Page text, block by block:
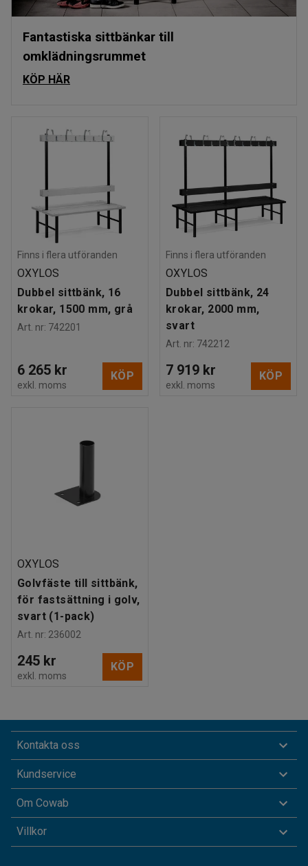
Fantastiska sittbänkar till
omklädningsrummet
KÖP HÄR
Finns i flera utföranden
OXYLOS
Dubbel sittbänk, 16
krokar, 1500 mm, grå
Art. nr: 742201
6 265 kr
exkl. moms
KÖP
Finns i flera utföranden
OXYLOS
Dubbel sittbänk, 24
krokar, 2000 mm,
svart
Art. nr: 742212
7 919 kr
exkl. moms
KÖP
OXYLOS
Golvfäste till sittbänk,
för fastsättning i golv,
svart (1-pack)
Art. nr: 236002
245 kr
exkl. moms
KÖP
Kontakta oss
Kundservice
Om Cowab
Villkor